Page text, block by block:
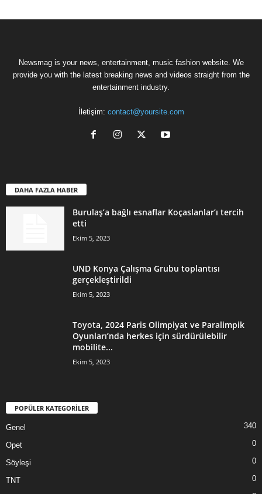
Newsmag is your news, entertainment, music fashion website. We
provide you with the latest breaking news and videos straight from the
entertainment industry.
İletişim: contact@yoursite.com
DAHA FAZLA HABER
Burulaş’a bağlı esnaflar Koçaslanlar’ı tercih
etti
Ekim 5, 2023
UND Konya Çalışma Grubu toplantısı
gerçekleştirildi
Ekim 5, 2023
Toyota, 2024 Paris Olimpiyat ve Paralimpik
Oyunları’nda herkes için sürdürülebilir
mobilite...
Ekim 5, 2023
POPÜLER KATEGORİLER
Genel 340
Opet 0
Söyleşi 0
TNT 0